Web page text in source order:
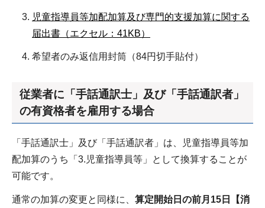
児童指導員等加配加算及び専門的支援加算に関する
届出書（エクセル：41KB）
希望者のみ返信用封筒（84円切手貼付）
従業者に「手話通訳士」及び「手話通訳者」
の有資格者を雇用する場合
「手話通訳士」及び「手話通訳者」は、児童指導員等加
配加算のうち「3.児童指導員等」として換算することが
可能です。
通常の加算の変更と同様に、 算定開始日の前月15日【消